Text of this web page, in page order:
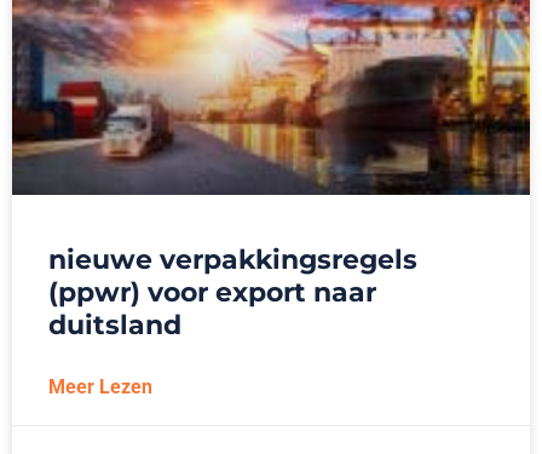
nieuwe verpakkingsregels
(ppwr) voor export naar
duitsland
Meer Lezen